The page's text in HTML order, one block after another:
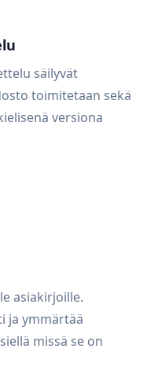
säilyvät
toimitetaan sekä
versiona
asiakirjoille.
ja ymmärtää
missä se on